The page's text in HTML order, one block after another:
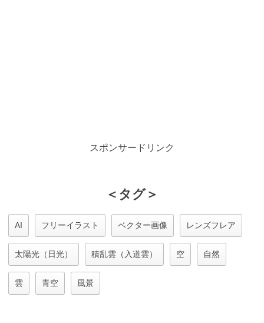
スポンサードリンク
＜タグ＞
AI フリーイラスト ベクター画像 レンズフレア
太陽光（日光） 積乱雲（入道雲） 空 自然
雲 青空 風景